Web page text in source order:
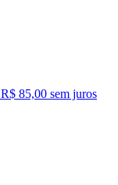
R$ 85,00 sem juros